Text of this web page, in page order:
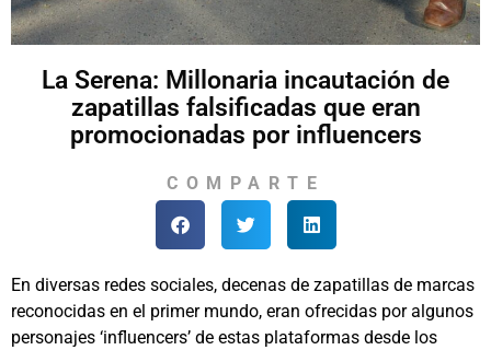
La Serena: Millonaria incautación de
zapatillas falsificadas que eran
promocionadas por influencers
COMPARTE
En diversas redes sociales, decenas de zapatillas de marcas
reconocidas en el primer mundo, eran ofrecidas por algunos
personajes ‘influencers’ de estas plataformas desde los